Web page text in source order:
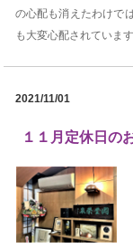
の心配も消えたわけで
も大変心配されていま
2021/11/01
１１月定休日の